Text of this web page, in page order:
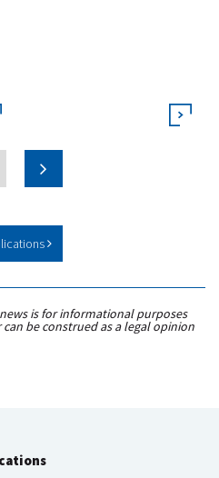
is for informational purposes
be construed as a legal opinion